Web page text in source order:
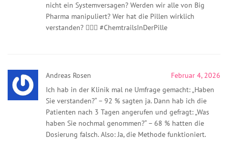
nicht ein Systemversagen? Werden wir alle von Big
Pharma manipuliert? Wer hat die Pillen wirklich
verstanden? 🕵️‍♀️💊 #ChemtrailsInDerPille
Andreas Rosen
Februar 4, 2026
Ich hab in der Klinik mal ne Umfrage gemacht: „Haben
Sie verstanden?“ – 92 % sagten ja. Dann hab ich die
Patienten nach 3 Tagen angerufen und gefragt: „Was
haben Sie nochmal genommen?“ – 68 % hatten die
Dosierung falsch. Also: Ja, die Methode funktioniert.